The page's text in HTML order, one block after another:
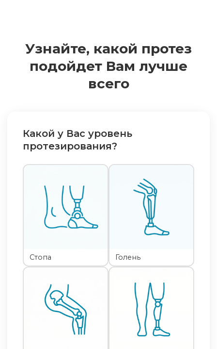
Узнайте, какой протез
подойдет Вам лучше
всего
Какой у Вас уровень
протезирования?
Стопа Голень